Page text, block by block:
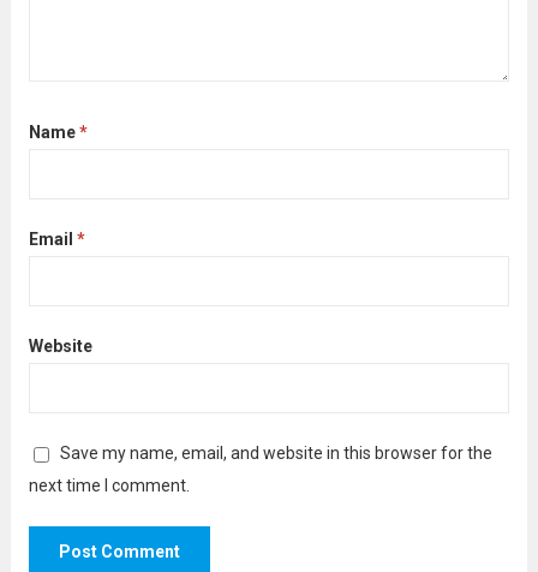
Name*
Email *
Website
Save my name, email, and website in this browser for the
next time I comment.